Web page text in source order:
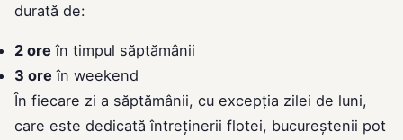
durată de:
2 ore în timpul săptămânii
3 ore în weekend
În fiecare zi a săptămânii, cu excepția zilei de luni,
care este dedicată întreținerii flotei, bucureștenii pot